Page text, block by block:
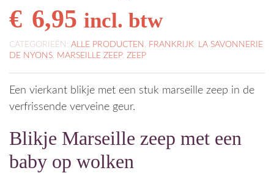
€ 6,95 incl. btw
CATEGORIEËN: ALLE PRODUCTEN FRANKRIJK
LA SAVONNERIE
DE NYONS
MARSEILLE ZEEP, ZEEP
Een vierkant blikje met een stuk marseille zeep in de
verfrissende verveine geur.
Blikje Marseille zeep met een
baby op wolken